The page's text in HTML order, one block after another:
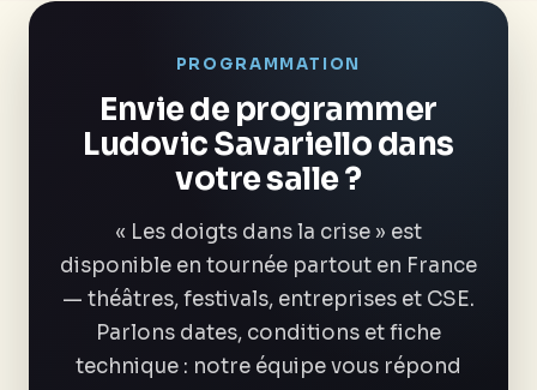
PROGRAMMATION
Envie de programmer
Ludovic Savariello dans
votre salle ?
« Les doigts dans la crise » est
disponible en tournée partout en France
— théâtres, festivals, entreprises et CSE.
Parlons dates, conditions et fiche
technique : notre équipe vous répond